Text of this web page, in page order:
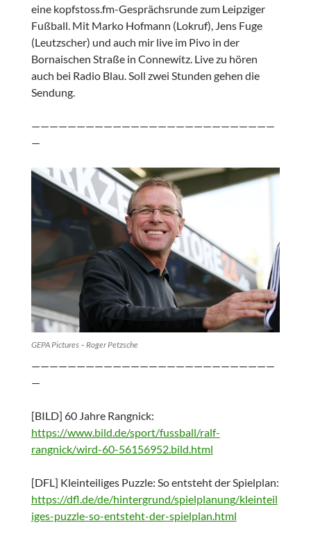
eine kopfstoss.fm-Gesprächsrunde zum Leipziger
Fußball. Mit Marko Hofmann (Lokruf), Jens Fuge
(Leutzscher) und auch mir live im Pivo in der
Bornaischen Straße in Connewitz. Live zu hören
auch bei Radio Blau. Soll zwei Stunden gehen die
Sendung.
———————————————————————————
—
GEPA Pictures – Roger Petzsche
———————————————————————————
—
[BILD] 60 Jahre Rangnick:
https://www.bild.de/sport/fussball/ralf-
rangnick/wird-60-56156952.bild.html
[DFL] Kleinteiliges Puzzle: So entsteht der Spielplan:
https://dfl.de/de/hintergrund/spielplanung/kleinteil
iges-puzzle-so-entsteht-der-spielplan.html